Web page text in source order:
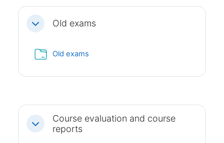
Fäll ihopOld exams
Old exams
Fäll ihop
Course evaluation and course
reports